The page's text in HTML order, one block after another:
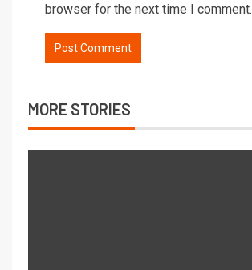
browser for the next time I comment.
MORE STORIES